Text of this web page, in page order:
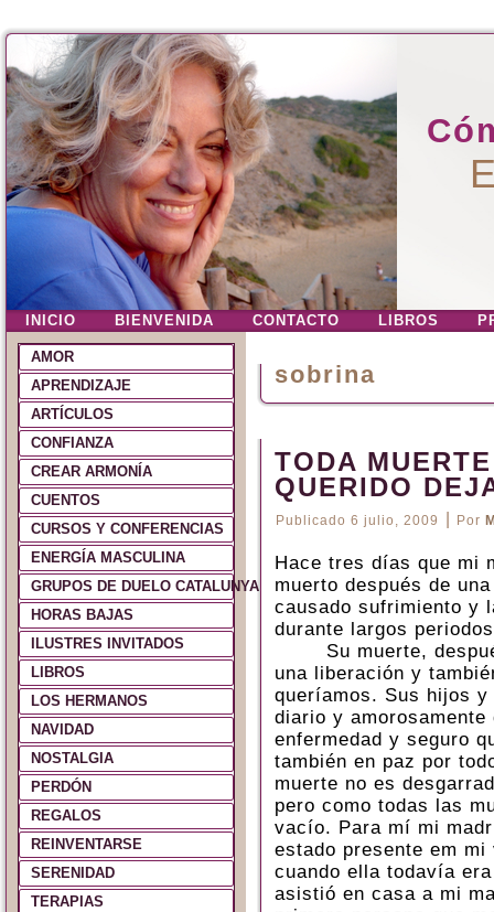
INICIO BIENVENIDA CONTACTO LIBROS
AMOR
APRENDIZAJE
ARTÍCULOS
CONFIANZA
CREAR ARMONÍA
CUENTOS
CURSOS Y CONFERENCIAS
ENERGÍA MASCULINA
GRUPOS DE DUELO CATALUNYA Y ESPAÑA
HORAS BAJAS
ILUSTRES INVITADOS
LIBROS
LOS HERMANOS
NAVIDAD
NOSTALGIA
PERDÓN
REGALOS
REINVENTARSE
SERENIDAD
TERAPIAS
sobrina
TODA
QUERIDO
Publicado 6 julio, 2009 Por
Hace tres días que mi
muerto después de
causado sufrimiento y
durante largos
Su muerte,
una liberación y
queríamos. Sus hijos y
diario y
enfermedad y seguro
también en paz por
muerte no es
pero como todas las
vacío. Para mí mi
estado presente em
cuando ella todavía
asistió en casa a mi